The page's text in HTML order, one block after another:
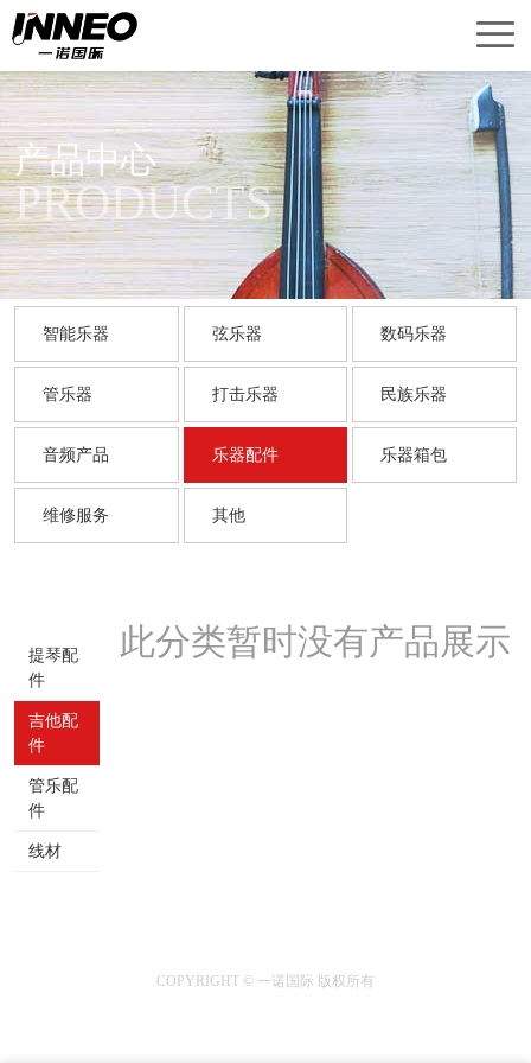
首
页
产
品
中
心
关
于
我
们
新
闻
中
销
售
技
English
Version
产品中心
PRODUCTS
智能乐器 弦乐器 数码乐器
管乐器 打击乐器 民族乐器
音频产品 乐器配件 乐器箱包
维修服务 其他
提琴配
件
吉他配
件
管乐配
件
线材
此分类暂时没有产品展示
COPYRIGHT © 一诺国际 版权所有